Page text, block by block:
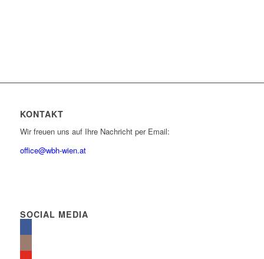
KONTAKT
Wir freuen uns auf Ihre Nachricht per Email:
office@wbh-wien.at
SOCIAL MEDIA